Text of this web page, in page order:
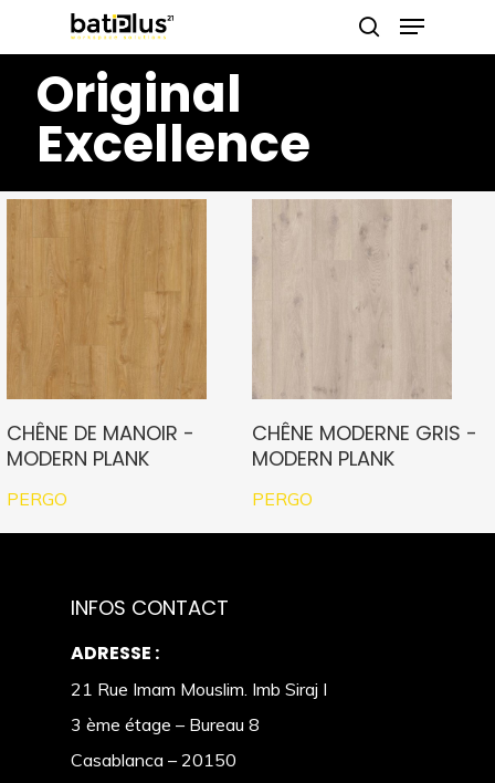
to
content
search
Menu
Original
Excellence
CHÊNE DE MANOIR -
MODERN PLANK
PERGO
CHÊNE MODERNE GRIS -
MODERN PLANK
PERGO
INFOS CONTACT
ADRESSE :
21 Rue Imam Mouslim. Imb Siraj I
3 ème étage – Bureau 8
Casablanca – 20150